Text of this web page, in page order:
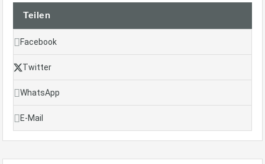
Teilen
Facebook
Twitter
WhatsApp
E-Mail